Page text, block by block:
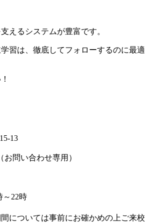
えるシステムが豊富です。
習は、徹底してフォローするのに最適
13
問い合わせ専用）
～22時
間については事前にお確かめの上ご来校